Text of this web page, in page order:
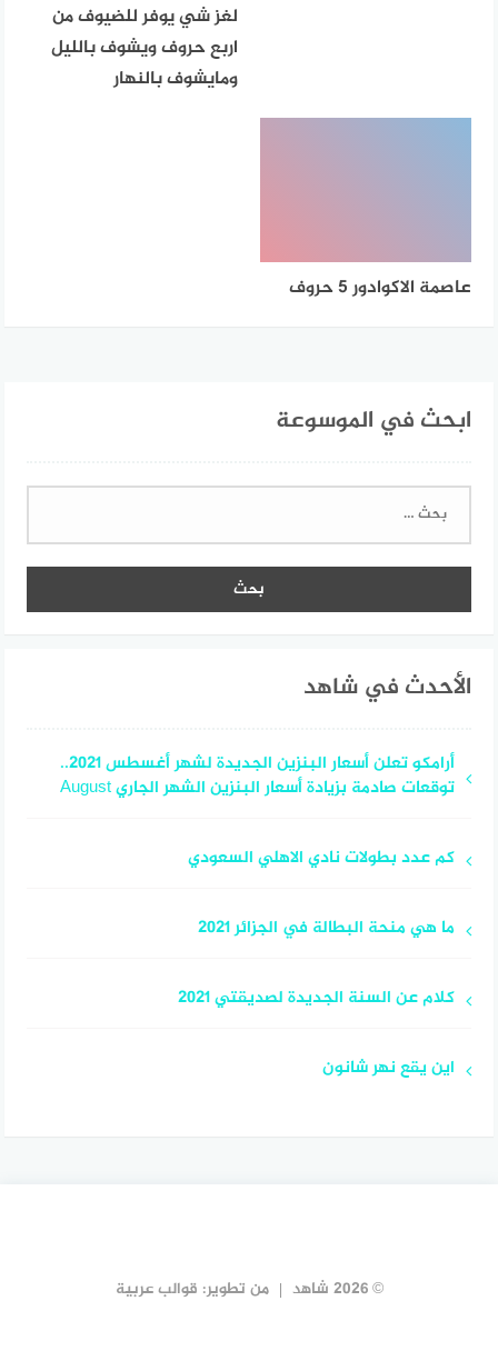
لغز شي يوفر للضيوف من
اربع حروف ويشوف بالليل
ومايشوف بالنهار
عاصمة الاكوادور 5 حروف
ابحث في الموسوعة
البحث
الأحدث في شاهد
أرامكو تعلن أسعار البنزين الجديدة لشهر أغسطس 2021..
توقعات صادمة بزيادة أسعار البنزين الشهر الجاري August
كم عدد بطولات نادي الاهلي السعودي
ما هي منحة البطالة في الجزائر 2021
كلام عن السنة الجديدة لصديقتي 2021
اين يقع نهر شانون
© 2026 شاهد من تطوير: قوالب عربية